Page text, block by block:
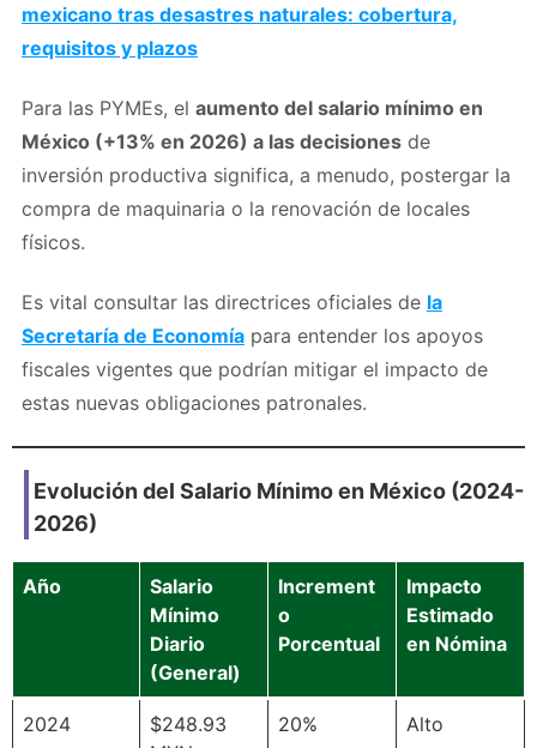
mexicano tras desastres naturales: cobertura,
requisitos y plazos
Para las PYMEs, el aumento del salario mínimo en
México (+13% en 2026) a las decisiones de
inversión productiva significa, a menudo, postergar la
compra de maquinaria o la renovación de locales
físicos.
Es vital consultar las directrices oficiales de la
Secretaría de Economía para entender los apoyos
fiscales vigentes que podrían mitigar el impacto de
estas nuevas obligaciones patronales.
Evolución del Salario Mínimo en México (2024-
2026)
Año
Salario
Mínimo
Diario
(General)
Increment
o
Porcentual
Impacto
Estimado
en Nómina
2024
$248.93
20% Alto